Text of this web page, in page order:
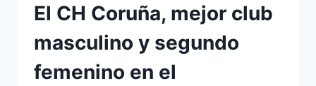
El CH Coruña, mejor club
masculino y segundo
femenino en el